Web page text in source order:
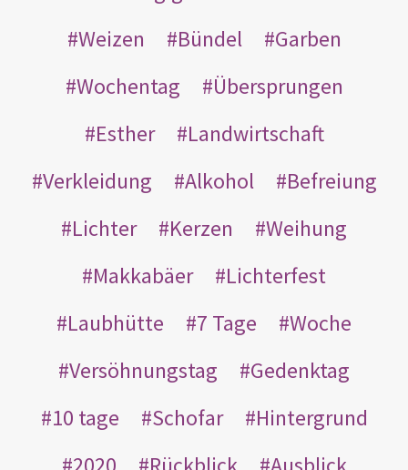
Weizen
Bündel
Garben
Wochentag
Übersprungen
Esther
Landwirtschaft
Verkleidung
Alkohol
Befreiung
Lichter
Kerzen
Weihung
Makkabäer
Lichterfest
Laubhütte
7 Tage
Woche
Versöhnungstag
Gedenktag
10 tage
Schofar
Hintergrund